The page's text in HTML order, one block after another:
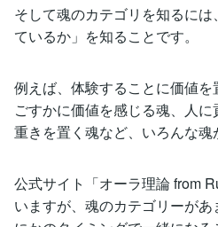
そして魂のカテゴリを知るに
ているか」を知ることです。
例えば、体験することに価値
ごすかに価値を感じる魂、人
重きを置く魂など、いろんな魂
公式サイト「オーラ理論 from
いますが、魂のカテゴリーが